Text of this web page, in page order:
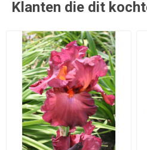
Klanten die dit